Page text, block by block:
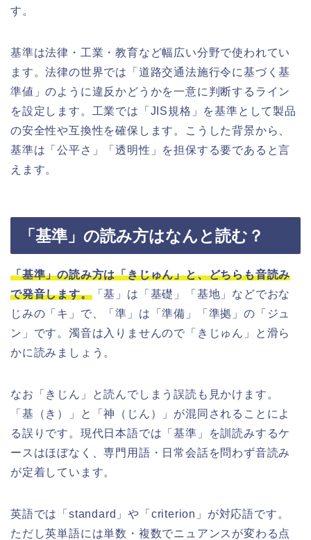
す。
基準は法律・工業・教育など幅広い分野で使われてい
ます。法律の世界では「道路交通法施行令に基づく基
準値」のように違反かどうかを一意に判断するライン
を設定します。工業では「JIS規格」を基準として製品
の安全性や互換性を確保します。こうした背景から、
基準は「公平さ」「透明性」を担保する要であると言
えます。
「基準」の読み方はなんと読む？
「基準」の読み方は「きじゅん」と、どちらも音読み
で発音します。「基」は「基礎」「基地」などでおな
じみの「キ」で、「準」は「準備」「準拠」の「ジュ
ン」です。濁音は入りませんので「きじゅん」と滑ら
かに読みましょう。
なお「きじん」と読んでしまう誤読も見かけます。
「基（き）」と「神（じん）」が混同されることによ
る誤りです。現代日本語では「基準」を訓読みするケ
ースはほぼなく、専門用語・日常会話を問わず音読み
が定着しています。
英語では「standard」や「criterion」が対応語です。
ただし英単語には単数・複数でニュアンスが変わる点